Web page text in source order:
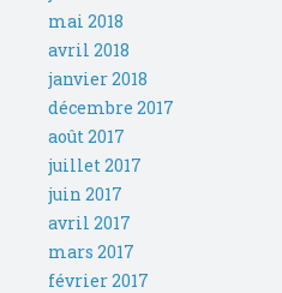
mai 2018
avril 2018
janvier 2018
décembre 2017
août 2017
juillet 2017
juin 2017
avril 2017
mars 2017
février 2017